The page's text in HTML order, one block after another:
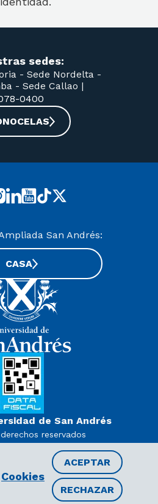
Cookies
ACEPTAR
RECHAZAR
sedes:
- Sede Nordelta -
- Sede Callao |
0400
de San Andrés
reservados
PEN 978/07
San Andrés:
CASA